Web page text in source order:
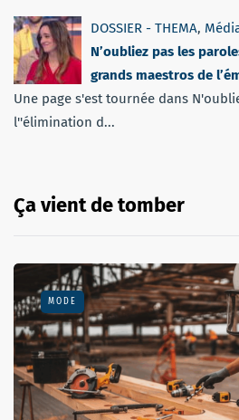
DOSSIER - THEMA,
N’oubliez pas les
grands maestros de
Une page s'est tournée dans
l''élimination d...
Ça vient de tomber
MODE